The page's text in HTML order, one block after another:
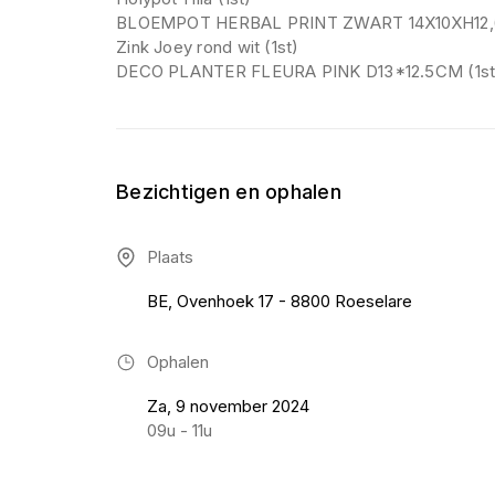
BLOEMPOT HERBAL PRINT ZWART
Zink Joey rond wit (1st)
DECO PLANTER FLEURA PINK D13*12.5CM
Bezichtigen en ophalen
Plaats
BE, Ovenhoek 17 - 8800 Roeselare
Ophalen
Za, 9 november 2024
09u - 11u